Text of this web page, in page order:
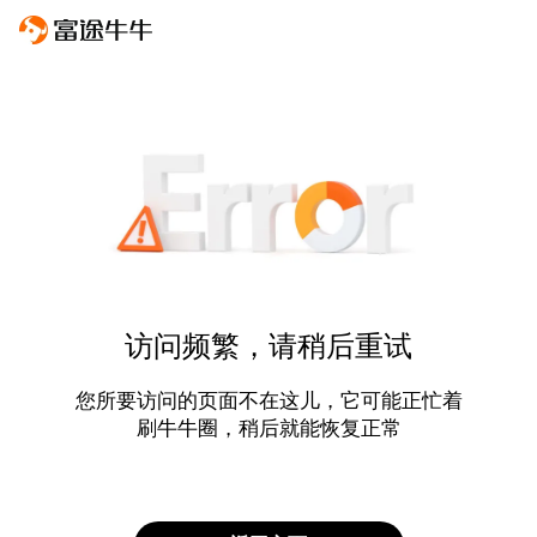
访问频繁，请稍后重试
您所要访问的页面不在这儿，它可能正忙着
刷牛牛圈，稍后就能恢复正常